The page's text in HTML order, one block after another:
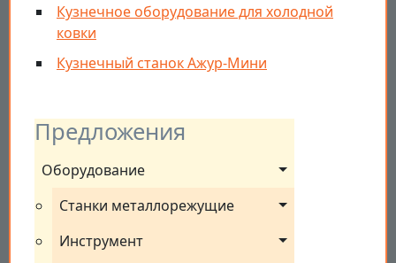
Предложения
Оборудование
Станки металлорежущие
Инструмент
Кузнечное оборудование для холодной
ковки
Кузнечный станок Ажур-Мини